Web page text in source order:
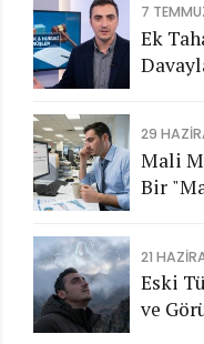
7
Ek
29
Mali
Bir
21
Eski
ve